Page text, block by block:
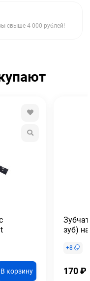
свыше 4 000 рублей!
В корзину
зуб)
+8
170₽